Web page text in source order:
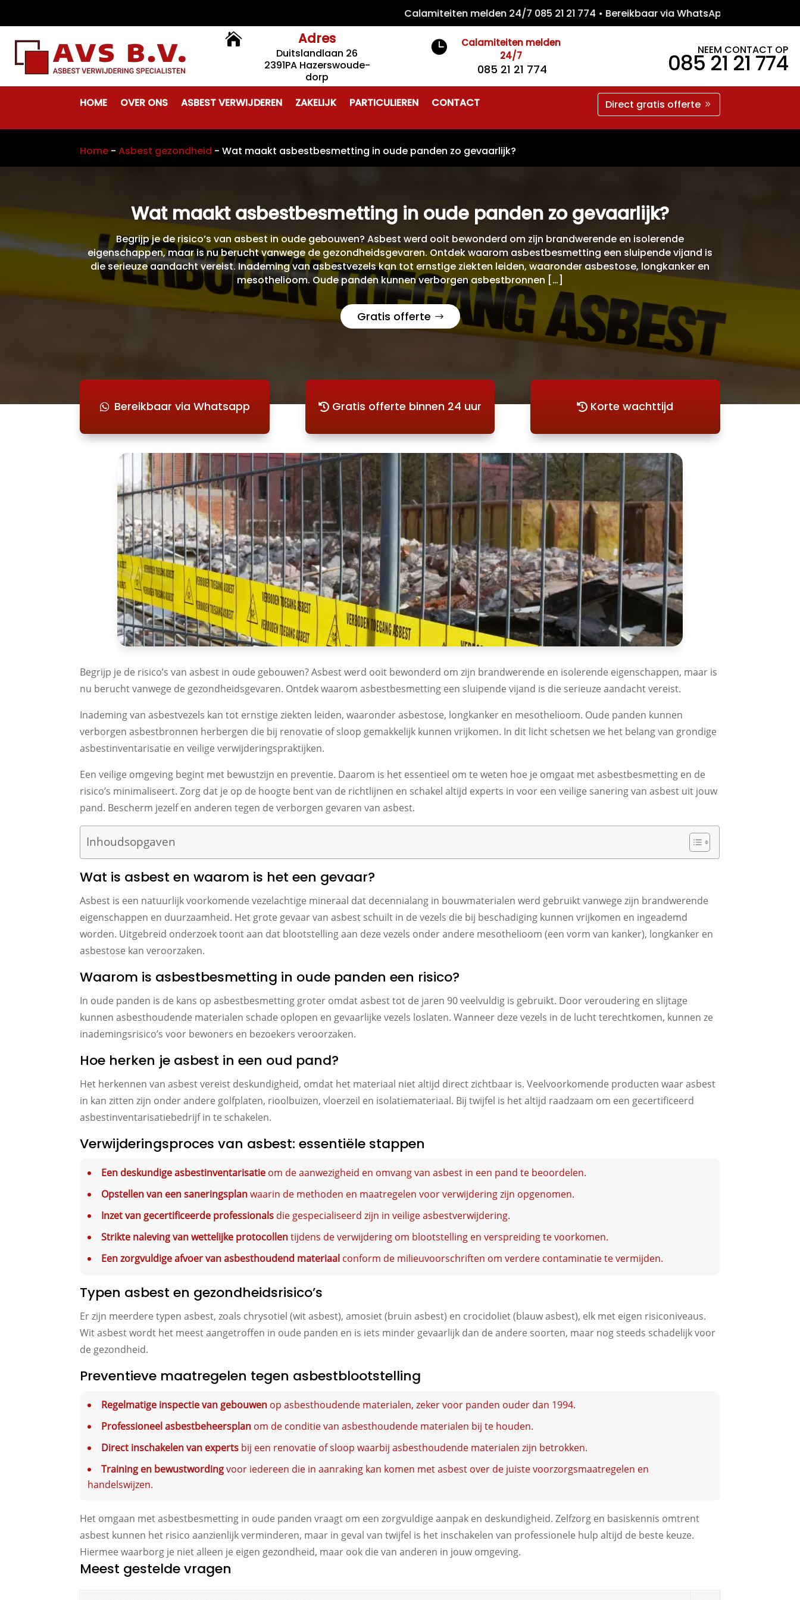
Calamiteiten melden 24/7 085 21 21 774 • Bereikbaar via WhatsApp •
 Adres
Duitslandlaan 26
2391PA Hazerswoude-
dorp

Calamiteiten melden
24/7
085 21 21 774
NEEM CONTACT OP
085 21 21 774
HOME OVER ONS ASBEST VERWIJDEREN ZAKELIJK PARTICULIEREN CONTACT Direct gratis offerte
Home -Asbest gezondheid -Wat maakt asbestbesmetting in oude panden zo gevaarlijk?
Wat maakt asbestbesmetting in oude panden zo gevaarlijk?
Begrijp je de risico’s van asbest in oude gebouwen? Asbest werd ooit bewonderd om zijn brandwerende en isolerende
eigenschappen, maar is nu berucht vanwege de gezondheidsgevaren. Ontdek waarom asbestbesmetting een sluipende vijand is
die serieuze aandacht vereist. Inademing van asbestvezels kan tot ernstige ziekten leiden, waaronder asbestose, longkanker en
mesothelioom. Oude panden kunnen verborgen asbestbronnen […]
Gratis offerte
Bereikbaar via Whatsapp Gratis offerte binnen 24 uur Korte wachttijd
Begrijp je de risico’s van asbest in oude gebouwen? Asbest werd ooit bewonderd om zijn brandwerende en isolerende eigenschappen, maar is
nu berucht vanwege de gezondheidsgevaren. Ontdek waarom asbestbesmetting een sluipende vijand is die serieuze aandacht vereist.
Inademing van asbestvezels kan tot ernstige ziekten leiden, waaronder asbestose, longkanker en mesothelioom. Oude panden kunnen
verborgen asbestbronnen herbergen die bij renovatie of sloop gemakkelijk kunnen vrijkomen. In dit licht schetsen we het belang van grondige
asbestinventarisatie en veilige verwijderingspraktijken.
Een veilige omgeving begint met bewustzijn en preventie. Daarom is het essentieel om te weten hoe je omgaat met asbestbesmetting en de
risico’s minimaliseert. Zorg dat je op de hoogte bent van de richtlijnen en schakel altijd experts in voor een veilige sanering van asbest uit jouw
pand. Bescherm jezelf en anderen tegen de verborgen gevaren van asbest.
Inhoudsopgaven
Wat is asbest en waarom is het een gevaar?
Asbest is een natuurlijk voorkomende vezelachtige mineraal dat decennialang in bouwmaterialen werd gebruikt vanwege zijn brandwerende
eigenschappen en duurzaamheid. Het grote gevaar van asbest schuilt in de vezels die bij beschadiging kunnen vrijkomen en ingeademd
worden. Uitgebreid onderzoek toont aan dat blootstelling aan deze vezels onder andere mesothelioom (een vorm van kanker), longkanker en
asbestose kan veroorzaken.
Waarom is asbestbesmetting in oude panden een risico?
In oude panden is de kans op asbestbesmetting groter omdat asbest tot de jaren 90 veelvuldig is gebruikt. Door veroudering en slijtage
kunnen asbesthoudende materialen schade oplopen en gevaarlijke vezels loslaten. Wanneer deze vezels in de lucht terechtkomen, kunnen ze
inademingsrisico’s voor bewoners en bezoekers veroorzaken.
Hoe herken je asbest in een oud pand?
Het herkennen van asbest vereist deskundigheid, omdat het materiaal niet altijd direct zichtbaar is. Veelvoorkomende producten waar asbest
in kan zitten zijn onder andere golfplaten, rioolbuizen, vloerzeil en isolatiemateriaal. Bij twijfel is het altijd raadzaam om een gecertificeerd
asbestinventarisatiebedrijf in te schakelen.
Verwijderingsproces van asbest: essentiële stappen
Een deskundige asbestinventarisatie om de aanwezigheid en omvang van asbest in een pand te beoordelen.
Opstellen van een saneringsplanwaarin de methoden en maatregelen voor verwijdering zijn opgenomen.
Inzet van gecertificeerde professionals die gespecialiseerd zijn in veilige asbestverwijdering.
Strikte naleving van wettelijke protocollentijdens de verwijdering om blootstelling en verspreiding te voorkomen.
Een zorgvuldige afvoer van asbesthoudend materiaal conform de milieuvoorschriften om verdere contaminatie te vermijden.
Typen asbest en gezondheidsrisico’s
Er zijn meerdere typen asbest, zoals chrysotiel (wit asbest), amosiet (bruin asbest) en crocidoliet (blauw asbest), elk met eigen risiconiveaus.
Wit asbest wordt het meest aangetroffen in oude panden en is iets minder gevaarlijk dan de andere soorten, maar nog steeds schadelijk voor
de gezondheid.
Preventieve maatregelen tegen asbestblootstelling
Regelmatige inspectie van gebouwen op asbesthoudende materialen, zeker voor panden ouder dan 1994.
Professioneel asbestbeheersplan om de conditie van asbesthoudende materialen bij te houden.
Direct inschakelen van experts bij een renovatie of sloop waarbij asbesthoudende materialen zijn betrokken.
Training en bewustwordingvoor iedereen die in aanraking kan komen met asbest over de juiste voorzorgsmaatregelen en
handelswijzen.
Het omgaan met asbestbesmetting in oude panden vraagt om een zorgvuldige aanpak en deskundigheid. Zelfzorg en basiskennis omtrent
asbest kunnen het risico aanzienlijk verminderen, maar in geval van twijfel is het inschakelen van professionele hulp altijd de beste keuze.
Hiermee waarborg je niet alleen je eigen gezondheid, maar ook die van anderen in jouw omgeving.
Meest gestelde vragen